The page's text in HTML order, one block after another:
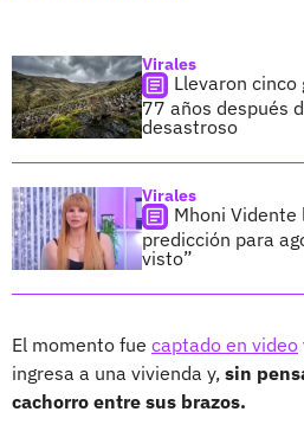
Virales
Llevaron
77 años después
desastroso
Virales
Mhoni
predicción para
visto”
El momento fue captado en video
ingresa a una vivienda y, sin
cachorro entre sus brazos.